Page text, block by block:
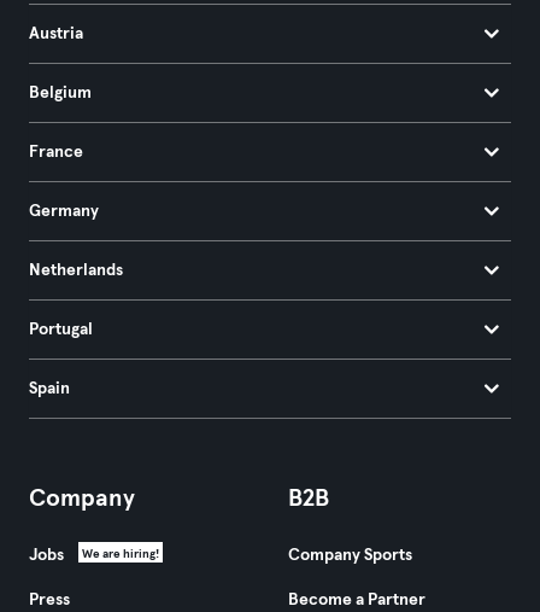
Austria
Belgium
France
Germany
Netherlands
Portugal
Spain
Company
Jobs We are hiring!
Press
B2B
Company Sports
Become a Partner